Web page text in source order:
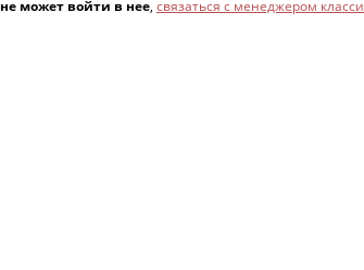
не может войти в нее, связаться с менеджером класси